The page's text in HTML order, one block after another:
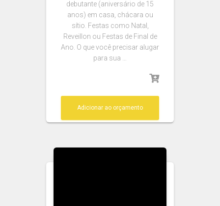
debutante (aniversário de 15
anos) em casa, chácara ou
sítio. Festas como Natal,
Reveillon ou Festas de Final de
Ano. O que você precisar alugar
para sua …
Adicionar ao orçamento